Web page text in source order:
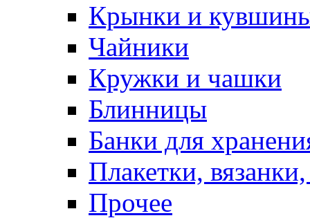
Крынки и
Чайники
Кружки и чашки
Блинницы
Банки для
Плакетки,
Прочее